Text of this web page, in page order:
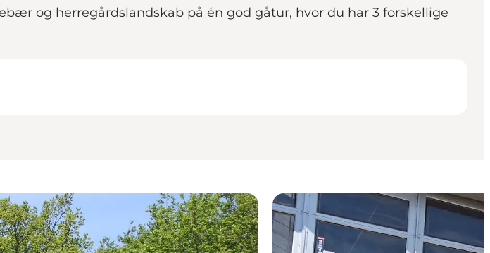
og herregårdslandskab på én god gåtur, hvor du har 3 forskellige